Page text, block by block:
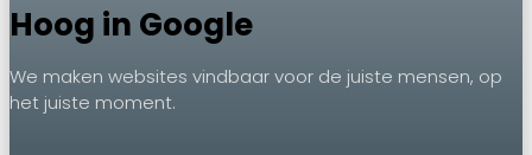
Hoog in Google
We maken websites vindbaar voor de juiste mensen, op
het juiste moment.